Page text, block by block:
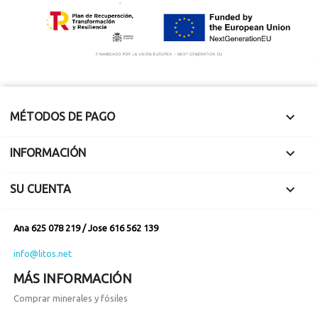
MÉTODOS DE PAGO 
INFORMACIÓN 
SU CUENTA 
Ana 625 078 219 / Jose 616 562 139
info@litos.net
MÁS INFORMACIÓN
Comprar minerales y fósiles